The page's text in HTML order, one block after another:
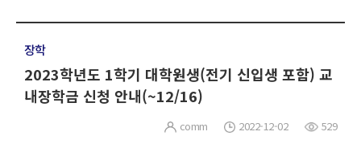
장학
2023학년도 1학기 대학원생(전기 신입생 포함) 교
내장학금 신청 안내(~12/16)
comm 2022-12-02 529